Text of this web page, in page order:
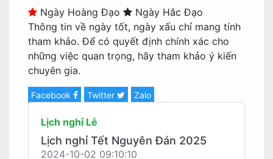
Ngày Hoàng Đạo
Ngày Hắc Đạo
Thông tin về ngày tốt, ngày xấu chỉ mang tính
tham khảo. Để có quyết định chính xác cho
những việc quan trọng, hãy tham khảo ý kiến
chuyên gia.
Facebook Twitter Zalo
Lịch nghỉ Lễ
Lịch nghỉ Tết Nguyên Đán 2025
2024-10-02 09:10:10